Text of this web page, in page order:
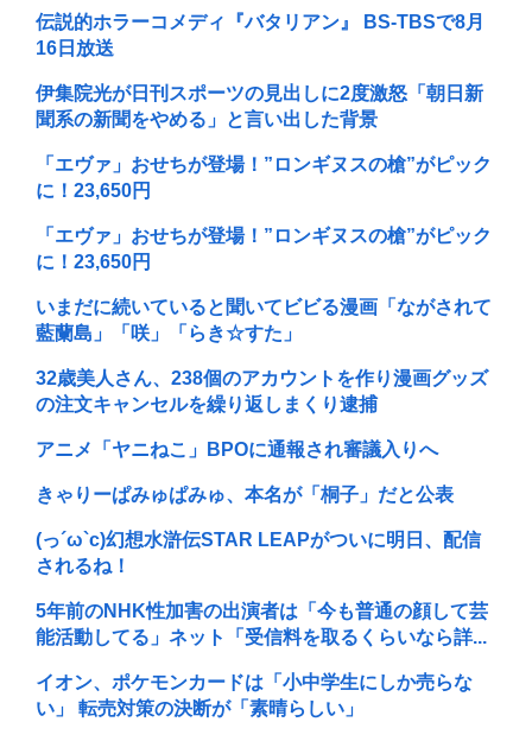
伝説的ホラーコメディ『バタリアン』 BS-TBSで8月
16日放送
伊集院光が日刊スポーツの見出しに2度激怒「朝日新
聞系の新聞をやめる」と言い出した背景
「エヴァ」おせちが登場！”ロンギヌスの槍”がピック
に！23,650円
「エヴァ」おせちが登場！”ロンギヌスの槍”がピック
に！23,650円
いまだに続いていると聞いてビビる漫画「ながされて
藍蘭島」「咲」「らき☆すた」
32歳美人さん、238個のアカウントを作り漫画グッズ
の注文キャンセルを繰り返しまくり逮捕
アニメ「ヤニねこ」BPOに通報され審議入りへ
きゃりーぱみゅぱみゅ、本名が「桐子」だと公表
(っ´ω`c)幻想水滸伝STAR LEAPがついに明日、配信
されるね！
5年前のNHK性加害の出演者は「今も普通の顔して芸
能活動してる」ネット「受信料を取るくらいなら詳...
イオン、ポケモンカードは「小中学生にしか売らな
い」 転売対策の決断が「素晴らしい」